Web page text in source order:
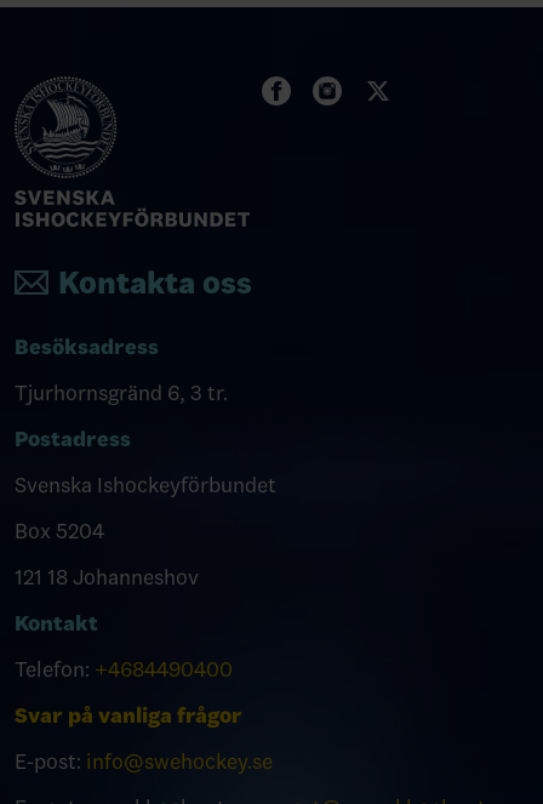
Kontakta oss
Besöksadress
Tjurhornsgränd 6, 3 tr.
Postadress
Svenska Ishockeyförbundet
Box 5204
121 18 Johanneshov
Kontakt
Telefon: +4684490400
Svar på vanliga frågor
E-post: info@swehockey.se